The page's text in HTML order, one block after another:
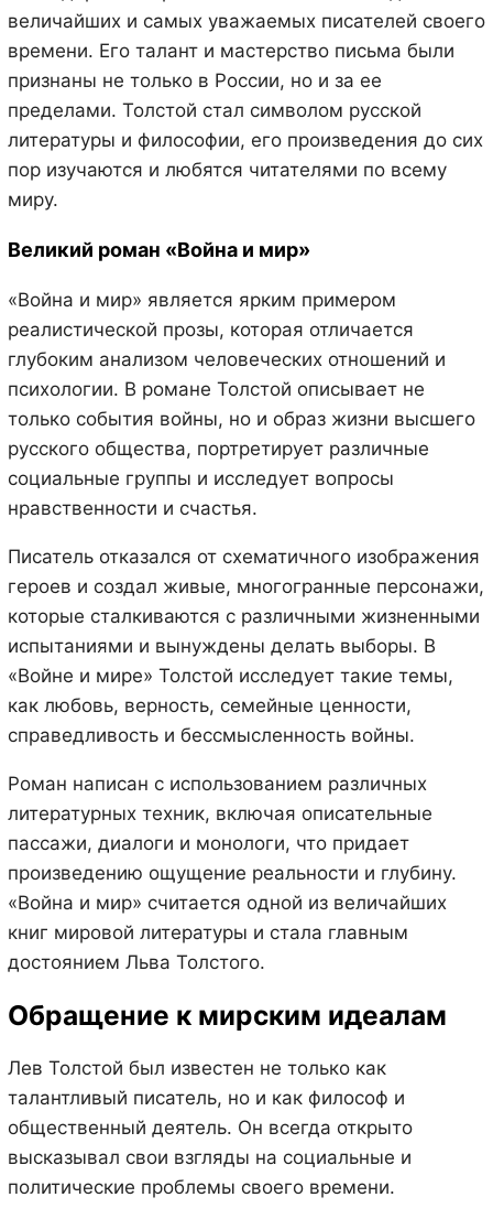
величайших и самых уважаемых писателей своего
времени. Его талант и мастерство письма были
признаны не только в России, но и за ее
пределами. Толстой стал символом русской
литературы и философии, его произведения до сих
пор изучаются и любятся читателями по всему
миру.
Великий роман «Война и мир»
«Война и мир» является ярким примером
реалистической прозы, которая отличается
глубоким анализом человеческих отношений и
психологии. В романе Толстой описывает не
только события войны, но и образ жизни высшего
русского общества, портретирует различные
социальные группы и исследует вопросы
нравственности и счастья.
Писатель отказался от схематичного изображения
героев и создал живые, многогранные персонажи,
которые сталкиваются с различными жизненными
испытаниями и вынуждены делать выборы. В
«Войне и мире» Толстой исследует такие темы,
как любовь, верность, семейные ценности,
справедливость и бессмысленность войны.
Роман написан с использованием различных
литературных техник, включая описательные
пассажи, диалоги и монологи, что придает
произведению ощущение реальности и глубину.
«Война и мир» считается одной из величайших
книг мировой литературы и стала главным
достоянием Льва Толстого.
Обращение к мирским идеалам
Лев Толстой был известен не только как
талантливый писатель, но и как философ и
общественный деятель. Он всегда открыто
высказывал свои взгляды на социальные и
политические проблемы своего времени.